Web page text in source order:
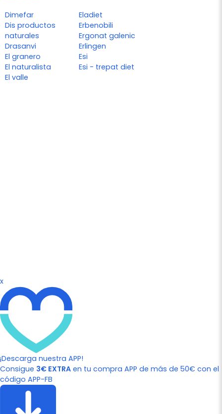
Dimefar
Dis productos
naturales
Drasanvi
El granero
El naturalista
El valle
Eladiet
Erbenobili
Ergonat galenic
Erlingen
Esi
Esi - trepat diet
x
¡Descarga nuestra APP!
Consigue 3€ EXTRA en tu compra APP de más de 50€ con el
código APP-FB